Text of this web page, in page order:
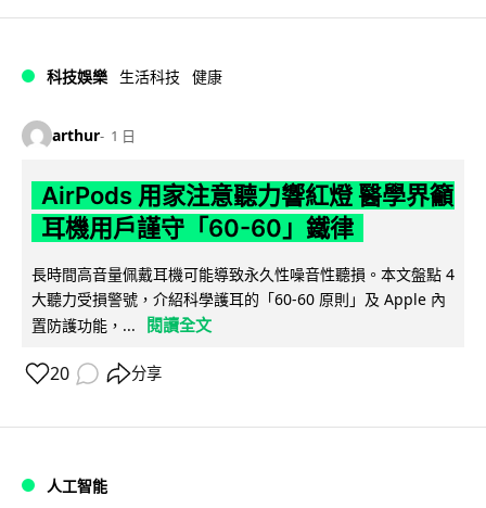
科技娛樂 生活科技 健康
arthur 1 日
AirPods 用家注意聽力響紅燈 醫學界籲
耳機用戶謹守「60-60」鐵律
長時間高音量佩戴耳機可能導致永久性噪音性聽損。本文盤點 4
大聽力受損警號，介紹科學護耳的「60-60 原則」及 Apple 內
置防護功能，...
閱讀全文
20 分享
人工智能